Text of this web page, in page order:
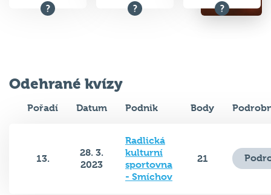
Odehrané kvízy
Pořadí Datum Podnik Body
13.
28. 3.
2023
Radlická
kulturní
sportovna
- Smíchov
21